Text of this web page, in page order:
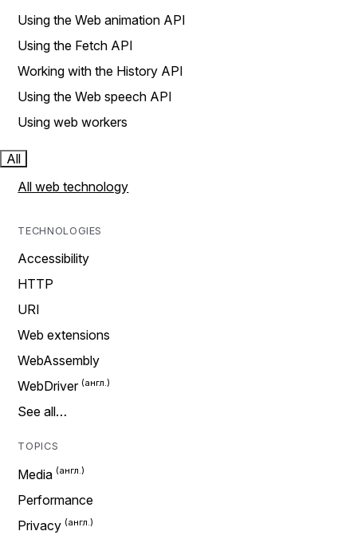
Using the Web animation API
Using the Fetch API
Working with the History API
Using the Web speech API
Using web workers
All
All web technology
TECHNOLOGIES
Accessibility
HTTP
URI
Web extensions
WebAssembly
WebDriver
See all…
TOPICS
Media
Performance
Privacy